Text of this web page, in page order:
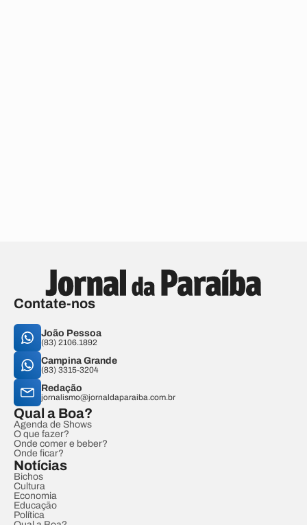
Contate-nos
João Pessoa
(83) 2106.1892
Campina Grande
(83) 3315-3204
Redação
jornalismo@jornaldaparaiba.com.br
Qual a Boa?
Agenda de Shows
O que fazer?
Onde comer e beber?
Onde ficar?
Notícias
Bichos
Cultura
Economia
Educação
Política